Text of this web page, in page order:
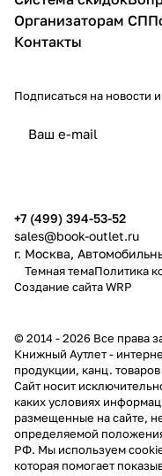
Организаторам СП
Контакты
Подписаться на новости
+7 (499) 394-53-52
sales@book-outlet.ru
г. Москва,
Темная темаПолитика
Создание сайтаWRP
© 2014 - 2026 Все права
Книжный Аутлет -
продукции, канц.
Cайт носит
каких условиях
размещенные на сайте,
определяемой
РФ. Мы используем
которая помогает